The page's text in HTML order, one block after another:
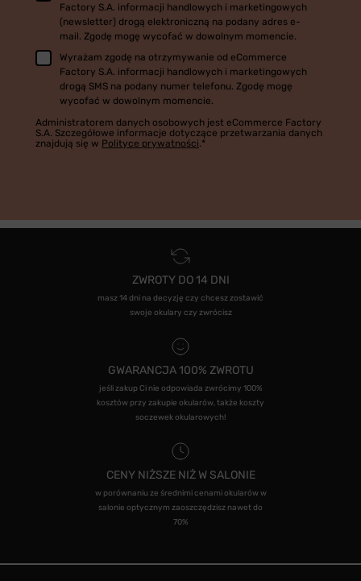
Factory S.A. informacji handlowych i marketingowych
(newsletter) drogą elektroniczną na podany adres e-
mail. Zgodę mogę wycofać w dowolnym momencie.
Wyrażam zgodę na otrzymywanie od eCommerce
Factory S.A. informacji handlowych i marketingowych
drogą SMS na podany numer telefonu. Zgodę mogę
wycofać w dowolnym momencie.
Administratorem danych osobowych jest eCommerce Factory
S.A. Szczegółowe informacje dotyczące przetwarzania danych
znajdują się w Polityce prywatności.*
ZWROTY DO 14 DNI
masz 14 dni na decyzję czy chcesz zostawić
swoje okulary czy zwrócisz
GWARANCJA 100% ZWROTU
jeśli zakup Ci nie odpowiada zwrócimy 100%
kosztów przy zakupie okularów, także koszty
soczewek okularowych!
CENY NIŻSZE NIŻ W SALONIE
w porównaniu ze średnimi cenami okularów w
salonie optycznym zaoszczędzisz nawet do
70%